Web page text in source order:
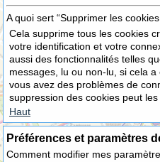
A quoi sert “Supprimer les
Cela supprime tous les cookies
votre identification et votre
aussi des fonctionnalités telles
messages, lu ou non-lu, si cela a
vous avez des problèmes de
suppression des cookies peut les
Haut
Préférences et paramètres
Comment modifier mes